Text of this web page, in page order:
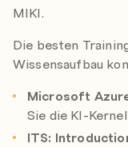
MIKI.
Die besten
Wissensaufbau
Microsoft
Sie die KI-
ITS: